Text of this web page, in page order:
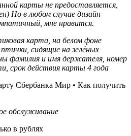
карты не предоставляется,
Но в любом случае дизайн
мне нравится.
карта, на белом фоне
сидящие на зелёных
фамилия и имя держателя, номер
срок действия карты 4 года
обслуживание
в рублях